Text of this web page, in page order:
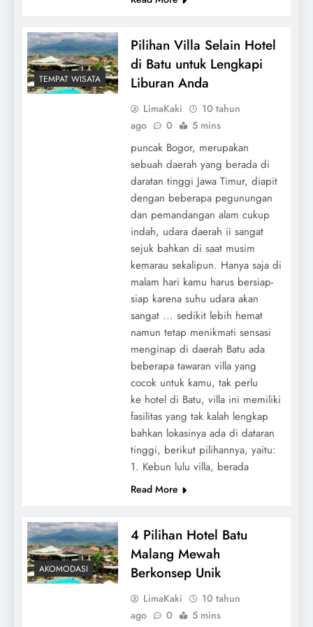
TEMPAT WISATA
Pilihan Villa Selain Hotel
di Batu untuk Lengkapi
Liburan Anda
LimaKaki
10 tahun
ago
0 5 mins
puncak Bogor, merupakan
sebuah daerah yang berada di
daratan tinggi Jawa Timur, diapit
dengan beberapa pegunungan
dan pemandangan alam cukup
indah, udara daerah ii sangat
sejuk bahkan di saat musim
kemarau sekalipun. Hanya saja di
malam hari kamu harus bersiap-
siap karena suhu udara akan
sangat ... sedikit lebih hemat
namun tetap menikmati sensasi
menginap di daerah Batu ada
beberapa tawaran villa yang
cocok untuk kamu, tak perlu
ke hotel di Batu, villa ini memiliki
fasilitas yang tak kalah lengkap
bahkan lokasinya ada di dataran
tinggi, berikut pilihannya, yaitu:
1. Kebun lulu villa, berada
Read More
AKOMODASI
4 Pilihan Hotel Batu
Malang Mewah
Berkonsep Unik
LimaKaki
10 tahun
ago
0 5 mins